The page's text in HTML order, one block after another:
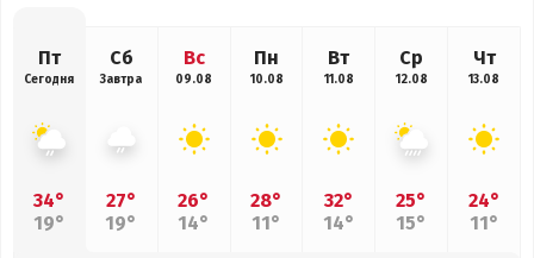
Пт
Сегодня
34°
19°
Сб
Завтра
27°
19°
Вс
09.08
26°
14°
Пн
10.08
28°
11°
Вт
11.08
32°
14°
Ср
12.08
25°
15°
Чт
13.08
24°
11°